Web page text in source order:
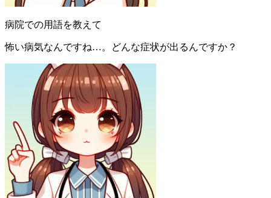
病院での用語を教えて
怖い病気なんですね…。どんな症状が出るんですか？